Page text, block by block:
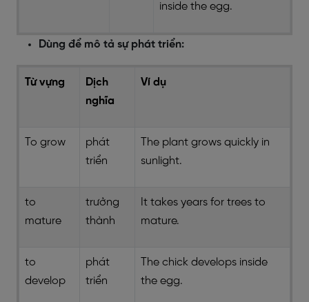
inside the egg.
Dùng để mô tả sự phát triển:
Từ vựng
Dịch
nghĩa
Ví dụ
To grow
phát
triển
The plant grows quickly in
sunlight.
to
mature
trưởng
thành
It takes years for trees to
mature.
to
develop
phát
triển
The chick develops inside
the egg.